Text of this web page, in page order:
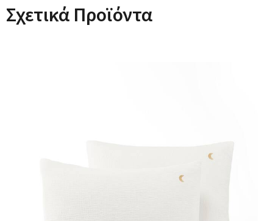
καταναλωτών σε θέματα ανθρωποοικολογίας. Εγγυάται την
απουσία επιβλαβών ή ερεθιστικών για το δέρμα ουσιών στα
βοτσαλο, Κιμωλια, Μουσταρδι, Εκρου, Provence blue,
Φραγκοσταφυλλο, Κιτρινο, Κιτρινο λεμονιου, Mimosa
Σχετικά Προϊόντα